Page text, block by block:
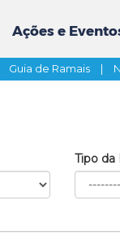
Ações e
Guia de Ramais |
Tipo